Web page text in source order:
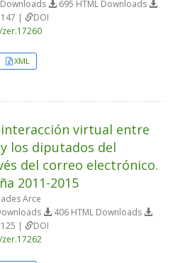
695 HTML Downloads
147 |
DOI
XML
virtual entre
los diputados del
del correo electrónico.
2011-2015
Arce
406 HTML Downloads
125 |
DOI